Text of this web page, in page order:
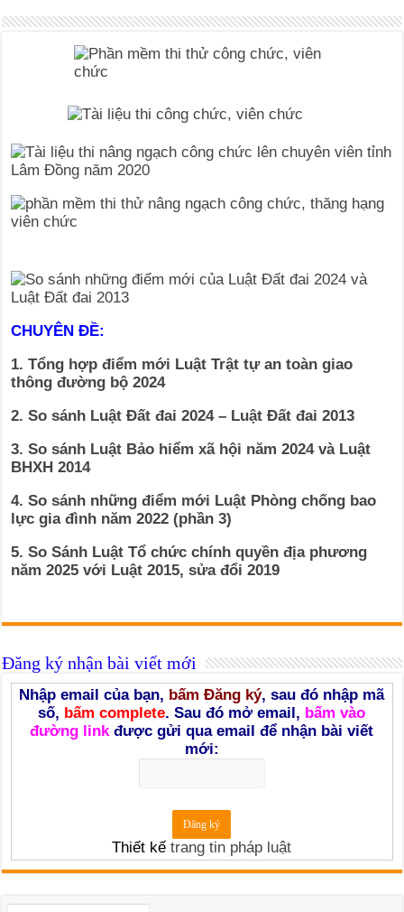
CHUYÊN ĐỀ:
1. Tổng hợp điểm mới Luật Trật tự an toàn giao
thông đường bộ 2024
2. So sánh Luật Đất đai 2024 – Luật Đất đai 2013
3. So sánh Luật Bảo hiểm xã hội năm 2024 và Luật
BHXH 2014
4. So sánh những điểm mới Luật Phòng chống bao
lực gia đình năm 2022 (phần 3)
5. So Sánh Luật Tổ chức chính quyền địa phương
năm 2025 với Luật 2015, sửa đổi 2019
Đăng ký nhận bài viết mới
Nhập email của bạn, bấm Đăng ký, sau đó nhập mã
số, bấm complete. Sau đó mở email, bấm vào
đường linkđược gửi qua email để nhận bài viết
mới:
Thiết kếtrang tin pháp luật